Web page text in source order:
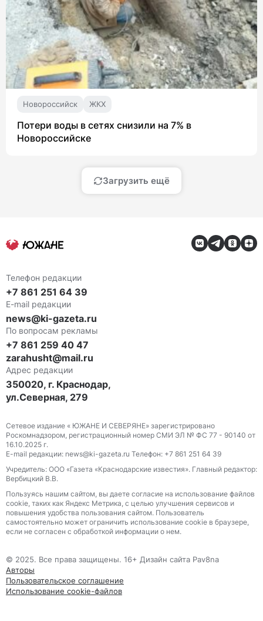
Новороссийск ЖКХ
Потери воды в сетях снизили на 7% в
Новороссийске
Загрузить ещё
Телефон редакции
+7 861 251 64 39
E-mail редакции
news@ki-gazeta.ru
По вопросам рекламы
+7 861 259 40 47
zarahusht@mail.ru
Адрес редакции
350020, г. Краснодар,
ул.Северная, 279
Сетевое издание « ЮЖАНЕ И СЕВЕРЯНЕ» зарегистрировано
Роскомнадзором, регистрационный номер СМИ ЭЛ № ФС 77 - 90140 от
16.10.2025 г.
E-mail редакции: news@ki-gazeta.ru Телефон: +7 861 251 64 39
Учредитель: ООО «Газета «Краснодарские известия». Главный редактор:
Вербицкий В.В.
Пользуясь нашим сайтом, вы даете согласие на использование файлов
сооkіе, таких как Яндекс Метрика, с целью улучшения сервисов и
повышения удобства пользования сайтом. Пользователь
самостоятельно может ограничить использование сооkіе в браузере,
если не согласен с обработкой информации о нем.
© 2025. Все права защищены. 16+ Дизайн сайта Pav8na
Авторы
Пользовательское соглашение
Использование cookie-файлов